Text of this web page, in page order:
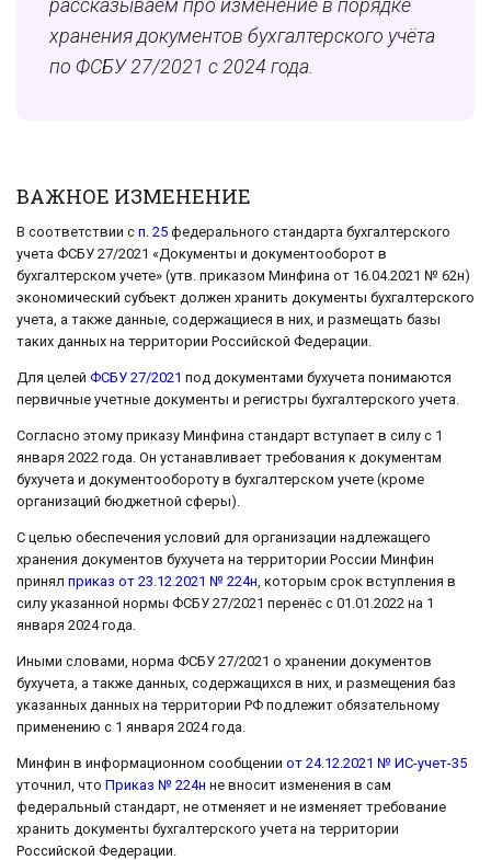
рассказываем про изменение в порядке
хранения документов бухгалтерского учёта
по ФСБУ 27/2021 с 2024 года.
ВАЖНОЕ ИЗМЕНЕНИЕ
В соответствии с п. 25 федерального стандарта бухгалтерского
учета ФСБУ 27/2021 «Документы и документооборот в
бухгалтерском учете» (утв. приказом Минфина от 16.04.2021 № 62н)
экономический субъект должен хранить документы бухгалтерского
учета, а также данные, содержащиеся в них, и размещать базы
таких данных на территории Российской Федерации.
Для целей ФСБУ 27/2021 под документами бухучета понимаются
первичные учетные документы и регистры бухгалтерского учета.
Согласно этому приказу Минфина стандарт вступает в силу с 1
января 2022 года. Он устанавливает требования к документам
бухучета и документообороту в бухгалтерском учете (кроме
организаций бюджетной сферы).
С целью обеспечения условий для организации надлежащего
хранения документов бухучета на территории России Минфин
принял приказ от 23.12.2021 № 224н , которым срок вступления в
силу указанной нормы ФСБУ 27/2021 перенёс с 01.01.2022 на 1
января 2024 года.
Иными словами, норма ФСБУ 27/2021 о хранении документов
бухучета, а также данных, содержащихся в них, и размещения баз
указанных данных на территории РФ подлежит обязательному
применению с 1 января 2024 года.
Минфин в информационном сообщении от 24.12.2021 № ИС-учет-35
уточнил, что Приказ № 224н не вносит изменения в сам
федеральный стандарт, не отменяет и не изменяет требование
хранить документы бухгалтерского учета на территории
Российской Федерации.